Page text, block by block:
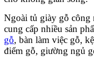
Ngoài tủ giày gỗ công
cung cấp nhiều sản
gỗ, bàn làm việc gỗ,
điểm gỗ, giường ngủ